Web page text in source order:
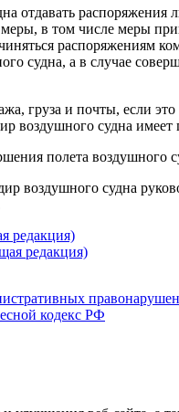
отдавать
в том числе меры
судна, а в случае
груза и почты, если
воздушного судна
полета воздушного
воздушного судна
редакция)
редакция)
кодекс РФ